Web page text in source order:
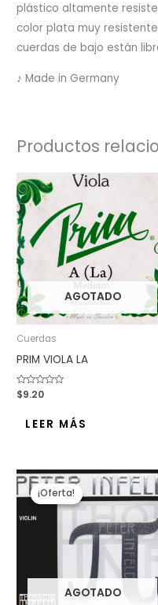
plástico altamente
color plata muy
cuerdas de bajo están
♪ Made in Germany
Productos
AGOTADO
Cuerdas
PRIM VIOLA LA
Valorado
con
$9.20
LEER MÁS
¡Oferta!
AGOTADO
¡Oferta!
El
precio
original
era:
$178.30.
El
precio
actual
$149.50.